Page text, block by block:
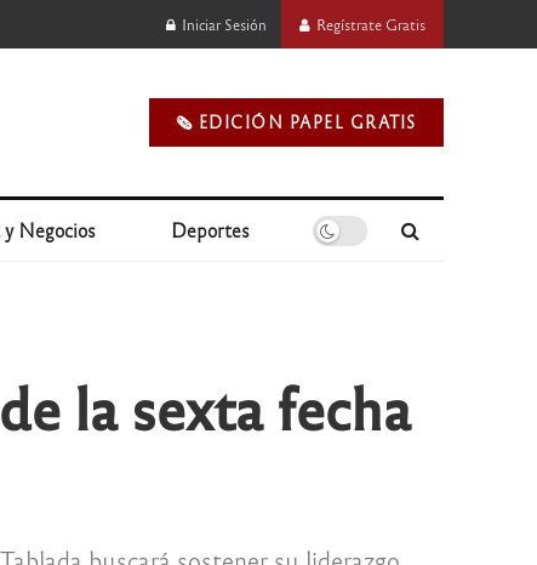
Iniciar Sesión Regístrate Gratis
🗞️ EDICIÓN PAPEL GRATIS
y Negocios Deportes
la sexta fecha